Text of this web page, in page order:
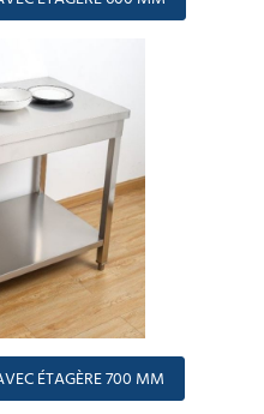
ÉTAGÈRE 700 MM